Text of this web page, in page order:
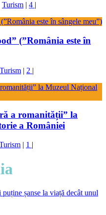
Turism | 4 |
(”România este în
Turism | 2 |
a romanității” la
a României
| 1 |